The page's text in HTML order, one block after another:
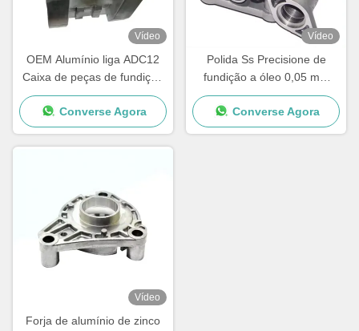
Vídeo
OEM Alumínio liga ADC12
Caixa de peças de fundição
a óleo de magnésio liga de
fundição a óleo de magnésio
Converse Agora
Vídeo
Polida Ss Precisione de
fundição a óleo 0,05 mm
Pressão de latão
Converse Agora
Vídeo
Forja de alumínio de zinco